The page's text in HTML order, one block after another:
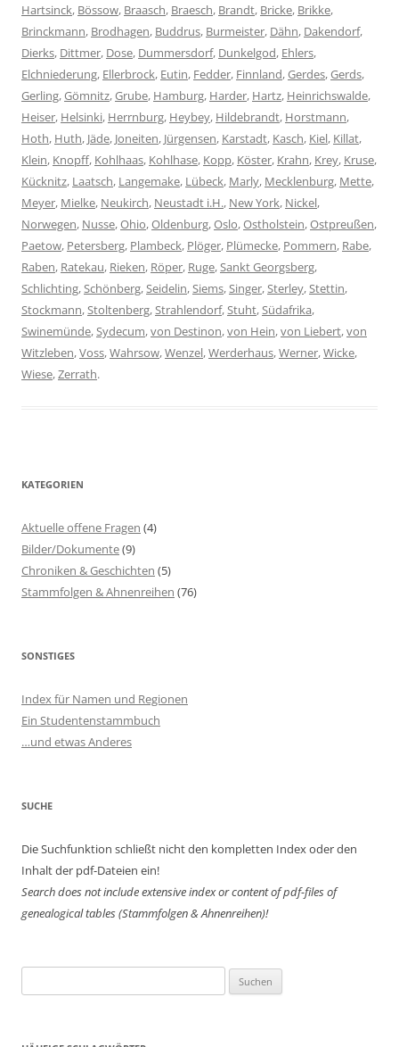
Hartsinck, Bössow, Braasch, Braesch, Brandt, Bricke, Brikke,
Brinckmann, Brodhagen, Buddrus, Burmeister, Dähn, Dakendorf,
Dierks, Dittmer, Dose, Dummersdorf, Dunkelgod, Ehlers,
Elchniederung, Ellerbrock, Eutin, Fedder, Finnland,Gerdes,Gerds,
Gerling,Gömnitz,Grube, Hamburg, Harder, Hartz, Heinrichswalde,
Heiser, Helsinki, Herrnburg, Heybey, Hildebrandt, Horstmann,
Hoth, Huth, Jäde, Joneiten, Jürgensen, Karstadt, Kasch, Kiel, Killat,
Klein, Knopff, Kohlhaas, Kohlhase, Kopp, Köster, Krahn, Krey, Kruse,
Kücknitz, Laatsch, Langemake, Lübeck, Marly, Mecklenburg, Mette,
Meyer, Mielke, Neukirch, Neustadt i.H., New York, Nickel,
Norwegen, Nusse,Ohio,Oldenburg,Oslo,Ostholstein,Ostpreußen,
Paetow, Petersberg, Plambeck, Plöger, Plümecke, Pommern, Rabe,
Raben, Ratekau, Rieken, Röper, Ruge,Sankt Georgsberg,
Schlichting,Schönberg,Seidelin,Siems,Singer,Sterley,Stettin,
Stockmann,Stoltenberg,Strahlendorf,Stuht,Südafrika,
Swinemünde,Sydecum,von Destinon,von Hein,von Liebert,von
Witzleben,Voss,Wahrsow,Wenzel,Werderhaus,Werner,Wicke,
Wiese,Zerrath.
KATEGORIEN
Aktuelle offene Fragen (4)
Bilder/Dokumente(9)
Chroniken & Geschichten (5)
Stammfolgen & Ahnenreihen (76)
SONSTIGES
Index für Namen und Regionen
Ein Studentenstammbuch
…und etwas Anderes
SUCHE
Die Suchfunktion schließt nicht den kompletten Index oder den
Inhalt der pdf-Dateien ein!
Search does not include extensive index or content ofpdf-files of
genealogical tables (Stammfolgen & Ahnenreihen)!
nach: